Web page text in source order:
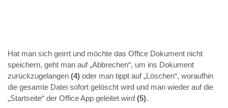
Hat man sich geirrt und möchte das Office Dokument nicht
speichern, geht man auf „Abbrechen“, um ins Dokument
zurückzugelangen (4) oder man tippt auf „Löschen“, woraufhin
die gesamte Datei sofort gelöscht wird und man wieder auf die
„Startseite“ der Office App geleitet wird (5).